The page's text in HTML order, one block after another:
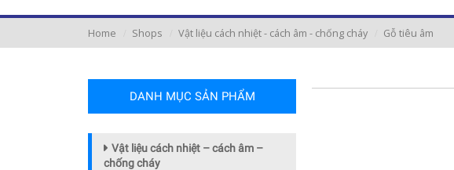
Home Shops Vật liệu cách nhiệt - cách âm - chống cháy Gỗ tiêu âm
DANH MỤC SẢN PHẨM
Vật liệu cách nhiệt – cách âm –
chống cháy